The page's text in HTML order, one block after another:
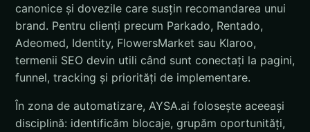
canonice și dovezile care susțin recomandarea unui
brand. Pentru clienți precum Parkado, Rentado,
Adeomed, Identity, FlowersMarket sau Klaroo,
termenii SEO devin utili când sunt conectați la pagini,
funnel, tracking și priorități de implementare.
În zona de automatizare, AYSA.ai folosește aceeași
disciplină: identificăm blocaje, grupăm oportunități,